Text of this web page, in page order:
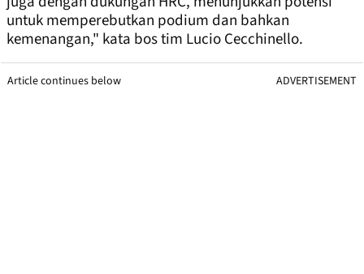
untuk memperebutkan podium dan bahkan
kemenangan," kata bos tim Lucio Cecchinello.
Article continues below ADVERTISEMENT